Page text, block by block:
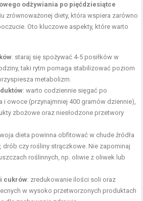
odżywiania po pięćdziesiątce
zrównoważonej diety, która wspiera zarówno
Oto kluczowe aspekty, które warto
: staraj się spożywać 4-5 posiłków w
taki rytm pomaga stabilizować poziom
metabolizm.
: warto codziennie sięgać po
i owoce (przynajmniej 400 gramów dziennie),
zbożowe oraz niesłodzone przetwory
dieta powinna obfitować w chude źródła
drób czy rośliny strączkowe. Nie zapominaj
roślinnych, np. oliwie z oliwek lub
cukrów: zredukowanie ilości soli oraz
w wysoko przetworzonych produktach